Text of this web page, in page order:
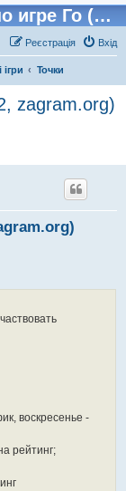
Форум по игре Го (Бадук, Вейчи)
Вхід
Реєстрація
ігри Точки
zagram.org)
воскресенье -
рейтинг;